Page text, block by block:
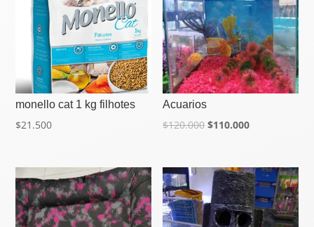
monello cat 1 kg filhotes
$21.500
Acuarios
$120.000 $110.000